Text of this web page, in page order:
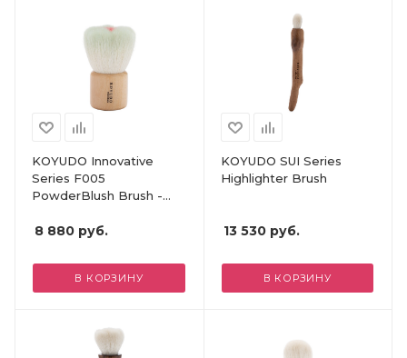
KOYUDO Innovative
Series F005
PowderBlush Brush -
8 880 руб.
В КОРЗИНУ
KOYUDO SUI Series
Highlighter Brush
13 530руб.
В КОРЗИНУ